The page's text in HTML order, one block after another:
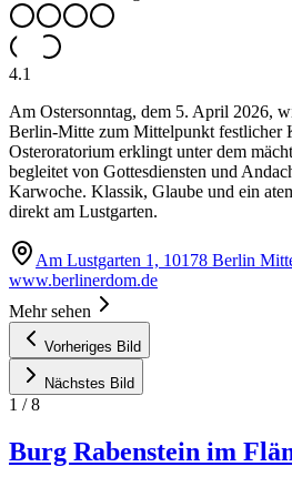
4.1
Am Ostersonntag, dem 5. April 2026,
Berlin-Mitte zum Mittelpunkt festlicher
Osteroratorium erklingt unter dem
begleitet von Gottesdiensten und
Karwoche. Klassik, Glaube und ein
direkt am Lustgarten.
Am Lustgarten 1, 10178 Berlin
www.berlinerdom.de
Mehr sehen
Vorheriges Bild
Nächstes Bild
1 /8
Burg Rabenstein im